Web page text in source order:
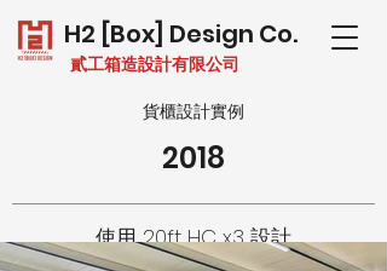
H2 [Box] Design Co.
貳工箱造設計有限公司
貨櫃設計實例
2018
使用 20ft HC x3 設計